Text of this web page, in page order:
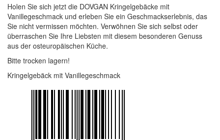
Holen Sie sich jetzt die DOVGAN Kringelgebäcke mit
Vanillegeschmack und erleben Sie ein Geschmackserlebnis, das
Sie nicht vermissen möchten. Verwöhnen Sie sich selbst oder
überraschen Sie Ihre Liebsten mit diesem besonderen Genuss
aus der osteuropäischen Küche.
Bitte trocken lagern!
Kringelgebäck mit Vanillegeschmack